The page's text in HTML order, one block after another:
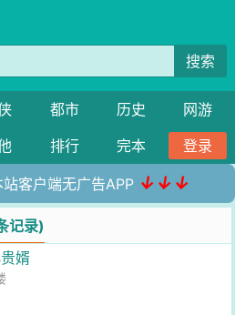
搜索
都市 历史
网游
排行 完本 登录
客户端无广告APP ↓↓↓
记录)
婿